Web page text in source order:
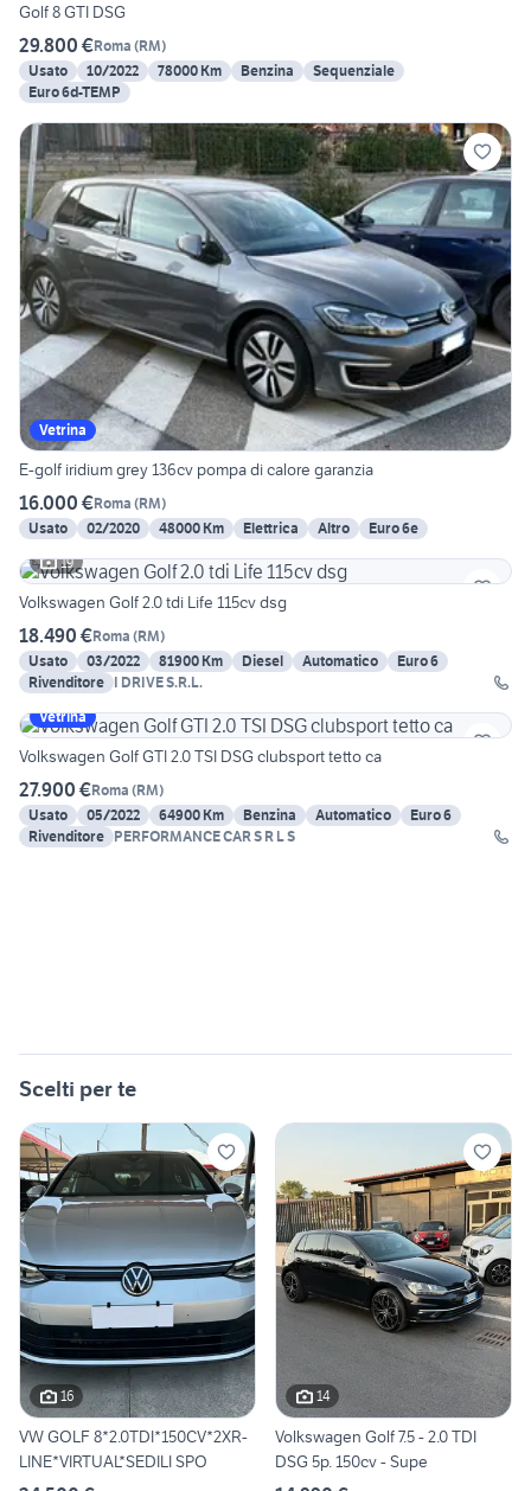
Golf 8 GTI DSG
29.800 €Roma (RM)
Usato
10/2022 78000 Km Benzina
Sequenziale
Euro 6d-TEMP
Vetrina
E-golf iridium grey 136cv pompa di calore garanzia
16.000 €Roma (RM)
Usato
02/2020 48000 Km Elettrica Altro
Euro 6e
19
Volkswagen Golf 2.0 tdi Life 115cv dsg
18.490 €Roma (RM)
Usato
03/2022 81900 Km Diesel Automatico
Euro 6
Rivenditore I DRIVE S.R.L.
Vetrina
Volkswagen Golf GTI 2.0 TSI DSG clubsport tetto ca
27.900 €Roma (RM)
Usato
05/2022 64900 Km Benzina Automatico
Euro 6
Rivenditore PERFORMANCE CAR S R L S
Scelti per te
16
VW GOLF 8*2.0TDI*150CV*2XR-
LINE*VIRTUAL*SEDILI SPO
14
Volkswagen Golf 7.5 - 2.0 TDI
DSG 5p. 150cv - Supe